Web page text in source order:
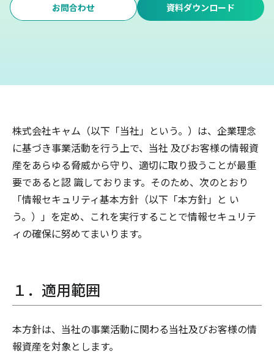
お問合わせ 資料ダウンロード
株式会社キャム（以下「当社」という。）は、企業理念
に基づき事業活動を行う上で、当社 及びお客様の情報資
産をあらゆる脅威から守り、適切に取り扱うことが最重
要であると認 識しております。そのため、次のとおり
「情報セキュリティ基本方針（以下「本方針」と い
う。）」を定め、これを実行することで情報セキュリテ
ィの確保に努めてまいります。
１．適用範囲
本方針は、当社の事業活動に関わる当社及びお客様の情
報資産を対象とします。